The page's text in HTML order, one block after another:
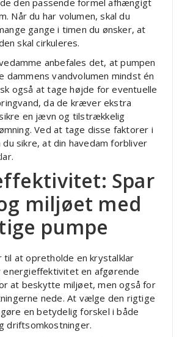
Når du har volumen, skal du
gange i timen du ønsker, at
skal cirkuleres.
anbefales det, at pumpen
dammens vandvolumen mindst én
også at tage højde for eventuelle
da de kræver ekstra
en jævn og tilstrækkelig
Ved at tage disse faktorer i
sikre, at din havedam forbliver
Spar
miljøet med
pumpe
til at opretholde en krystalklar
energieffektivitet en afgørende
at beskytte miljøet, men også for
nede. At vælge den rigtige
en betydelig forskel i både
driftsomkostninger.